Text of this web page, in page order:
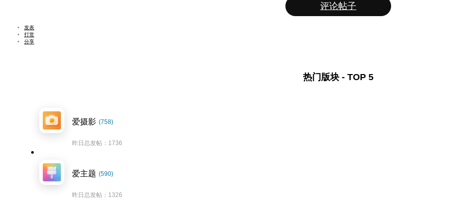
评论帖子
发表
打赏
分享
热门版块 - TOP 5
爱摄影 (758)
昨日总发帖：1736
爱主题 (590)
昨日总发帖：1326